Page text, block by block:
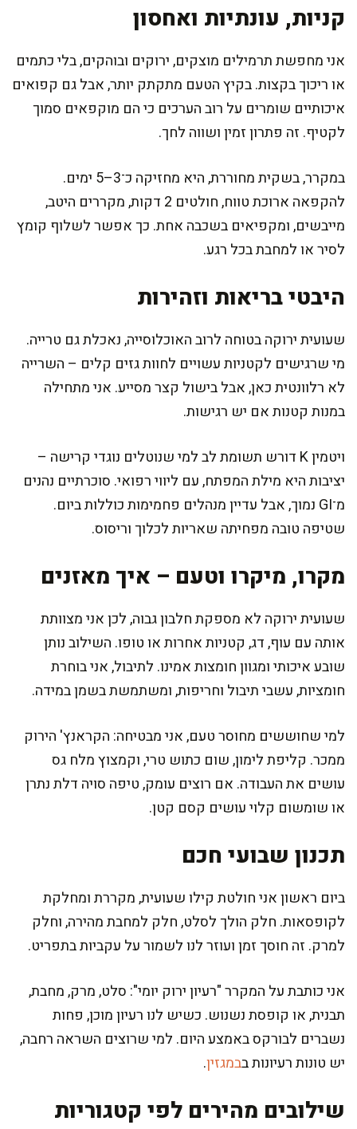
קניות, עונתיות ואחסון
אני מחפשת תרמילים מוצקים, ירוקים ובוהקים, בלי כתמים
או ריכוך בקצות. בקיץ הטעם מתקתק יותר, אבל גם קפואים
איכותיים שומרים על רוב הערכים כי הם מוקפאים סמוך
לקטיף. זה פתרון זמין ושווה לחך.
במקרר, בשקית מחוררת, היא מחזיקה כ־3–5 ימים.
להקפאה ארוכת טווח, חולטים 2 דקות, מקררים היטב,
מייבשים, ומקפיאים בשכבה אחת. כך אפשר לשלוף קומץ
לסיר או למחבת בכל רגע.
היבטי בריאות וזהירות
שעועית ירוקה בטוחה לרוב האוכלוסייה, נאכלת גם טרייה.
מי שרגישים לקטניות עשויים לחוות גזים קלים – השרייה
לא רלוונטית כאן, אבל בישול קצר מסייע. אני מתחילה
במנות קטנות אם יש רגישות.
ויטמין K דורש תשומת לב למי שנוטלים נוגדי קרישה –
יציבות היא מילת המפתח, עם ליווי רפואי. סוכרתיים נהנים
מ־GI נמוך, אבל עדיין מנהלים פחמימות כוללות ביום.
שטיפה טובה מפחיתה שאריות לכלוך וריסוס.
מקרו, מיקרו וטעם – איך מאזנים
שעועית ירוקה לא מספקת חלבון גבוה, לכן אני מצוותת
אותה עם עוף, דג, קטניות אחרות או טופו. השילוב נותן
שובע איכותי ומגוון חומצות אמינו. לתיבול, אני בוחרת
חומציות, עשבי תיבול וחריפות, ומשתמשת בשמן במידה.
למי שחוששים מחוסר טעם, אני מבטיחה: הקראנץ' הירוק
ממכר. קליפת לימון, שום כתוש טרי, וקמצוץ מלח גס
עושים את העבודה. אם רוצים עומק, טיפה סויה דלת נתרן
או שומשום קלוי עושים קסם קטן.
תכנון שבועי חכם
ביום ראשון אני חולטת קילו שעועית, מקררת ומחלקת
לקופסאות. חלק הולך לסלט, חלק למחבת מהירה, וחלק
למרק. זה חוסך זמן ועוזר לנו לשמור על עקביות בתפריט.
אני כותבת על המקרר "רעיון ירוק יומי": סלט, מרק, מחבת,
תבנית, או קופסת נשנוש. כשיש לנו רעיון מוכן, פחות
נשברים לבורקס באמצע היום. למי שרוצים השראה רחבה,
יש טונות רעיונות בבמגזין.
שילובים מהירים לפי קטגוריות